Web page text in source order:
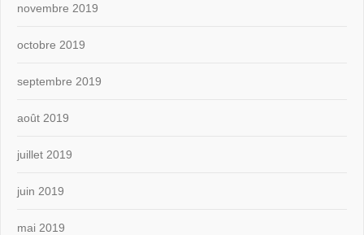
novembre 2019
octobre 2019
septembre 2019
août 2019
juillet 2019
juin 2019
mai 2019